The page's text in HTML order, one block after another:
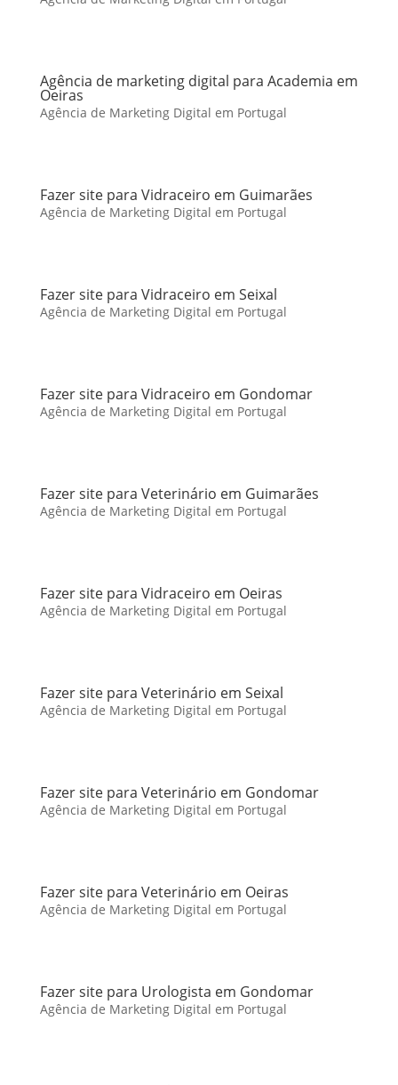
Agência de marketing digital para Academia em
Oeiras
Agência de Marketing Digital em Portugal
Fazer site para Vidraceiro em Guimarães
Agência de Marketing Digital em Portugal
Fazer site para Vidraceiro em Seixal
Agência de Marketing Digital em Portugal
Fazer site para Vidraceiro em Gondomar
Agência de Marketing Digital em Portugal
Fazer site para Veterinário em Guimarães
Agência de Marketing Digital em Portugal
Fazer site para Vidraceiro em Oeiras
Agência de Marketing Digital em Portugal
Fazer site para Veterinário em Seixal
Agência de Marketing Digital em Portugal
Fazer site para Veterinário em Gondomar
Agência de Marketing Digital em Portugal
Fazer site para Veterinário em Oeiras
Agência de Marketing Digital em Portugal
Fazer site para Urologista em Gondomar
Agência de Marketing Digital em Portugal